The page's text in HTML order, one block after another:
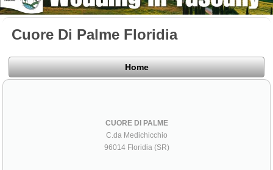
Cuore Di Palme Floridia
Home
CUORE DI PALME
C.da Medichicchio
96014 Floridia (SR)